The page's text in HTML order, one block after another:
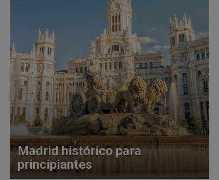
Madrid histórico para
principiantes